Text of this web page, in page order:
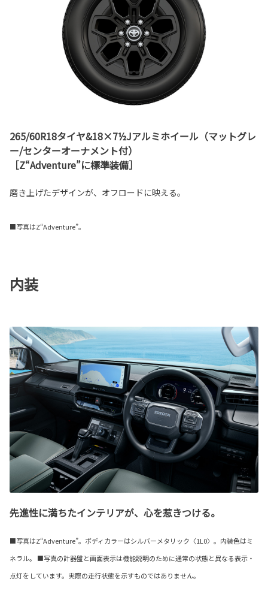
265/60R18タイヤ&18×7½Jアルミホイール（マットグレ
ー/センターオーナメント付）
［Z“Adventure”に標準装備］
磨き上げたデザインが、オフロードに映える。
■写真はZ“Adventure”。
内装
先進性に満ちたインテリアが、心を惹きつける。
■写真はZ“Adventure”。ボディカラーはシルバーメタリック〈1L0〉。内装色はミ
ネラル。 ■写真の計器盤と画面表示は機能説明のために通常の状態と異なる表示・
点灯をしています。実際の走行状態を示すものではありません。